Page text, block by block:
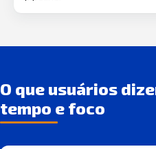
O que usuários
tempo e foco